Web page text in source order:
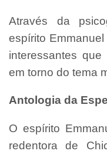
Através da
espírito
interessantes
em torno do tema
Antologia da
O espírito
redentora de